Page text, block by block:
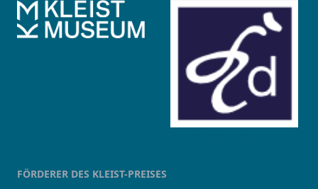
FÖRDERER DES KLEIST-PREISES